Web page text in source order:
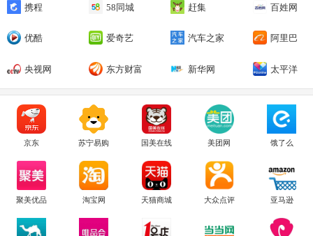
携程 58同城 赶集 百姓网
优酷 爱奇艺 汽车之家 阿里巴
巴
央视网 东方财富 新华网 太平洋
京东 苏宁易购 国美在线 美团网 饿了么
聚美优品 淘宝网 天猫商城 大众点评 亚马逊